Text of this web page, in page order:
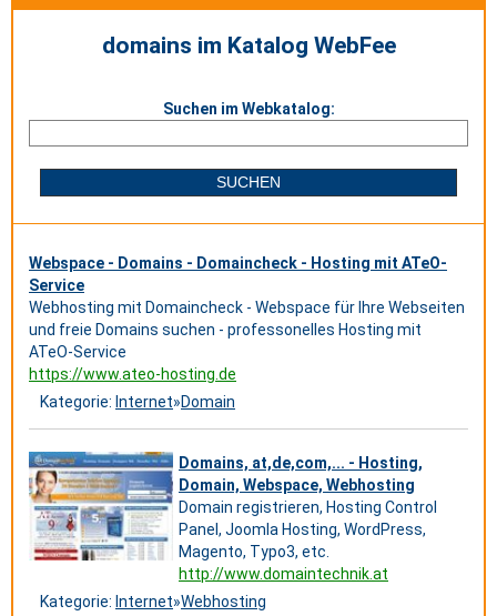
domains im Katalog WebFee
Suchen im Webkatalog:
Webspace - Domains - Domaincheck - Hosting mit ATeO-
Service
Webhosting mit Domaincheck - Webspace für Ihre Webseiten
und freie Domains suchen - professonelles Hosting mit
ATeO-Service
https://www.ateo-hosting.de
Kategorie: Internet»Domain
Domains, at,de,com,... - Hosting,
Domain, Webspace, Webhosting
Domain registrieren, Hosting Control
Panel, Joomla Hosting, WordPress,
Magento, Typo3, etc.
http://www.domaintechnik.at
Kategorie: Internet»Webhosting